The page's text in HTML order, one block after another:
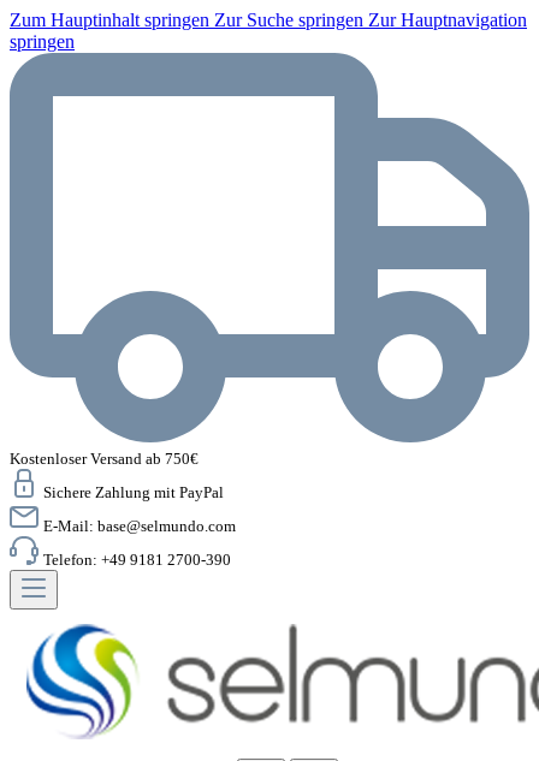
Zum Hauptinhalt springen Zur Suche springen Zur Hauptnavigation
springen
Kostenloser Versand ab 750€
Sichere Zahlung mit PayPal
E-Mail: base@selmundo.com
Telefon: +49 9181 2700-390